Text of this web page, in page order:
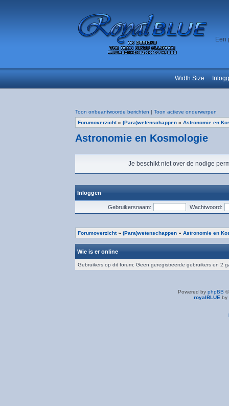
Een
Width Size
Toon onbeantwoorde berichten | Toon actieve onderwerpen
Forumoverzicht» (Para)wetenschappen » Astronomie en
Astronomie en Kosmologie
Je beschikt niet over de nodige
Inloggen
Gebruikersnaam: Wachtwoord:
Forumoverzicht» (Para)wetenschappen » Astronomie en
Wie is er online
Gebruikers op dit forum: Geen geregistreerde gebruikers en 2
Powered by phpBB
royalBLUE by